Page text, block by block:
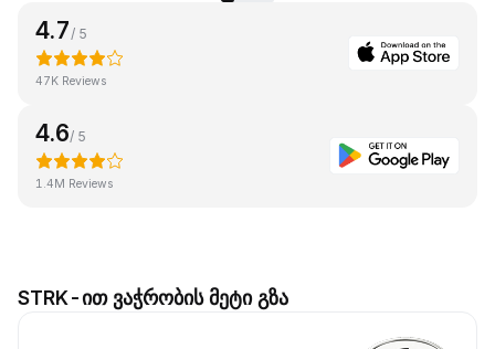
4.7 / 5
47K Reviews
4.6/ 5
1.4M Reviews
STRK-ით ვაჭრობის მეტი გზა